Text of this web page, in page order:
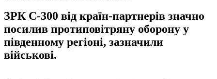
ЗРК С-300 від країн-партнерів значно
посилив протиповітряну оборону у
південному регіоні, зазначили
військові.